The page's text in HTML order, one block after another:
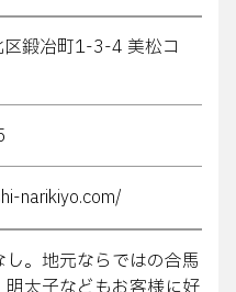
鍛冶町1-3-4 美松コ
narikiyo.com/
。地元ならではの合馬